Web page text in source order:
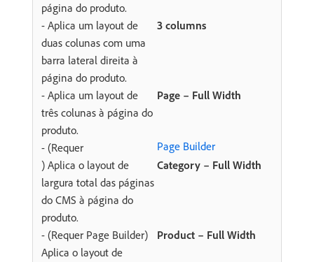
página do produto.
- Aplica um layout de
duas colunas com uma
barra lateral direita à
página do produto.
3 columns
- Aplica um layout de
três colunas à página do
produto.
Page – Full Width
- (Requer
Page Builder
) Aplica o layout de
largura total das páginas
do CMS à página do
produto.
Category – Full Width
- (Requer Page Builder)
Aplica o layout de
Product – Full Width